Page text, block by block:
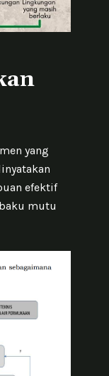
yang
efektif
mutu